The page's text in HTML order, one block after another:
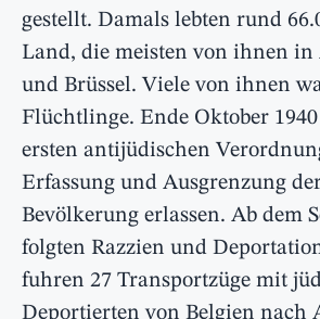
gestellt. Damals lebten rund
Land, die meisten von ihnen in
und Brüssel. Viele von ihnen
Flüchtlinge. Ende Oktober
ersten antijüdischen
Erfassung und Ausgrenzung
Bevölkerung erlassen. Ab dem
folgten Razzien und
fuhren 27 Transportzüge mit
Deportierten von Belgien nach